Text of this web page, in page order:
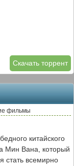
Скачать торрент
фильмы
китайского
Мин Вана, который
стать всемирно